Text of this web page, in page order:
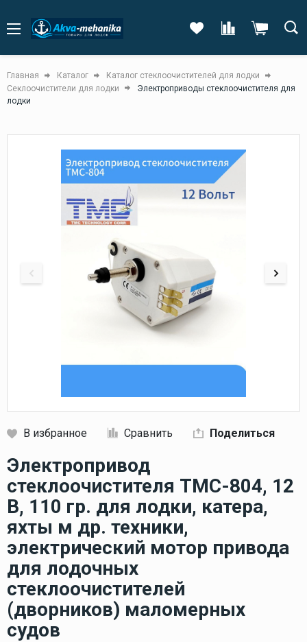
Главная Каталог
Каталог стеклоочистителей для лодки
Секлоочистители для лодки
Электроприводы стеклоочистителя для
лодки
В избранное Сравнить Поделиться
Электропривод
стеклоочистителя TMC-804, 12
В, 110 гр. для лодки, катера,
яхты м др. техники,
электрический мотор привода
для лодочных
стеклоочистителей
(дворников) маломерных
судов